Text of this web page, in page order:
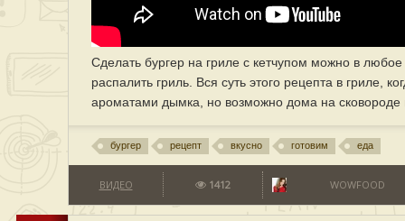
Сделать бургер на гриле с кетчупом можно в
распалить гриль. Вся суть этого рецепта в гриле,
ароматами дымка, но возможно дома на сковороде
бургер рецепт вкусно готовим еда
ВИДЕО 1412 WOWFOOD